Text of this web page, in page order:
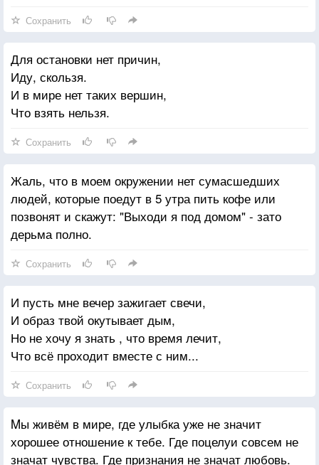
Сохранить
Для остановки нет причин,
Иду, скользя.
И в мире нет таких вершин,
Что взять нельзя.
Сохранить
Жаль, что в моем окружении нет сумасшедших
людей, которые поедут в 5 утра пить кофе или
позвонят и скажут: "Выходи я под домом" - зато
дерьма полно.
Сохранить
И пусть мне вечер зажигает свечи,
И образ твой окутывает дым,
Но не хочу я знать , что время лечит,
Что всё проходит вместе с ним...
Сохранить
Mы живём в мире, где улыбка уже не значит
хорошее отношение к тебе. Где поцелуи совсем не
значат чувства. Где признания не значат любовь.